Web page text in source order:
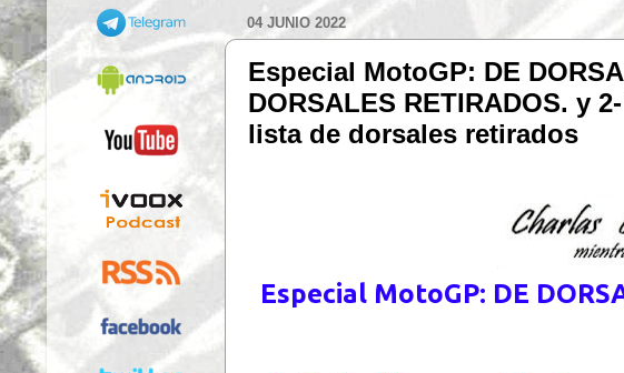
04 JUNIO 2022
Especial MotoGP: DE
DORSALES RETIRADOS. y
lista de dorsales retirados
Especial MotoGP: DE